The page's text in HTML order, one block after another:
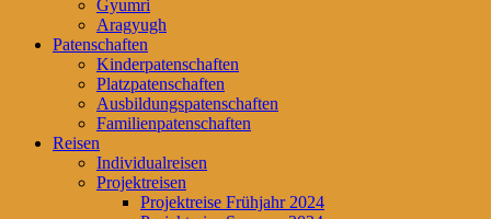
Gyumri
Aragyugh
Patenschaften
Kinderpatenschaften
Platzpatenschaften
Ausbildungspatenschaften
Familienpatenschaften
Reisen
Individualreisen
Projektreisen
Projektreise Frühjahr 2024